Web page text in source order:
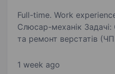
Full-time. Work
Слюсар-механік Задачі: Обслуговування
та ремонт верстатів
ТО, усунення аварійних
1 week ago